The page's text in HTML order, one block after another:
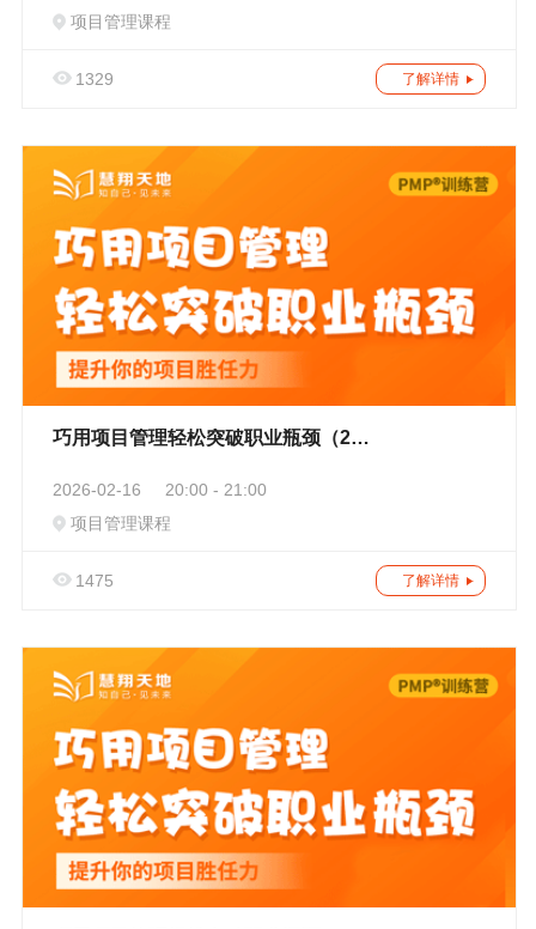
项目管理课程
1329 了解详情
巧用项目管理轻松突破职业瓶颈（202）
2026-02-16
20:00 - 21:00
项目管理课程
1475 了解详情